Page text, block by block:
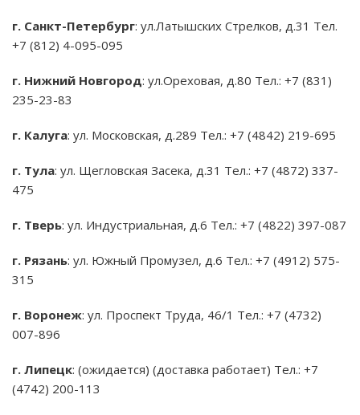
г. Санкт-Петербург: ул.Латышских Стрелков, д.31 Тел.
+7 (812) 4-095-095
г. Нижний Новгород: ул.Ореховая, д.80 Тел.: +7 (831)
235-23-83
г. Калуга: ул. Московская, д.289 Тел.: +7 (4842) 219-695
г. Тула: ул. Щегловская Засека, д.31 Тел.: +7 (4872) 337-
475
г. Тверь: ул. Индустриальная, д.6 Тел.: +7 (4822) 397-087
г. Рязань: ул. Южный Промузел, д.6 Тел.: +7 (4912) 575-
315
г. Воронеж: ул. Проспект Труда, 46/1 Тел.: +7 (4732)
007-896
г. Липецк: (ожидается) (доставка работает) Тел.: +7
(4742) 200-113